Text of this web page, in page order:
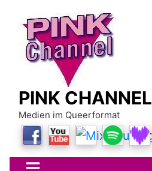
content
PINK CHANNEL
Medien im Queerformat